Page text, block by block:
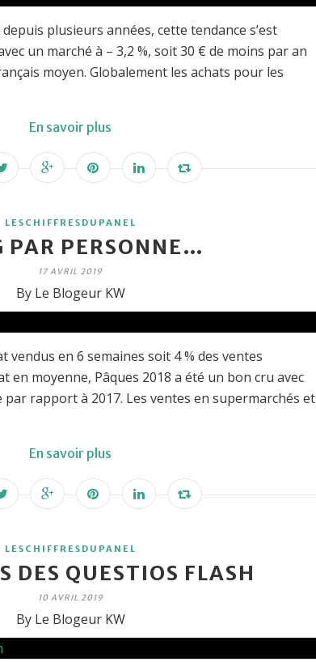
plusieurs années, cette tendance s’est
un marché à – 3,2 %, soit 30 € de moins par an
moyen. Globalement les achats pour les
En savoir plus
LESCHIFFRESDUPANEL
PAR PERSONNE…
17 AVRIL 2019
By Le Blogeur KW
vendus en 6 semaines soit 4 % des ventes
en moyenne, Pâques 2018 a été un bon cru avec
rapport à 2017. Les ventes en supermarchés et
En savoir plus
LESCHIFFRESDUPANEL
DES QUESTIOS FLASH
10 AVRIL 2019
By Le Blogeur KW